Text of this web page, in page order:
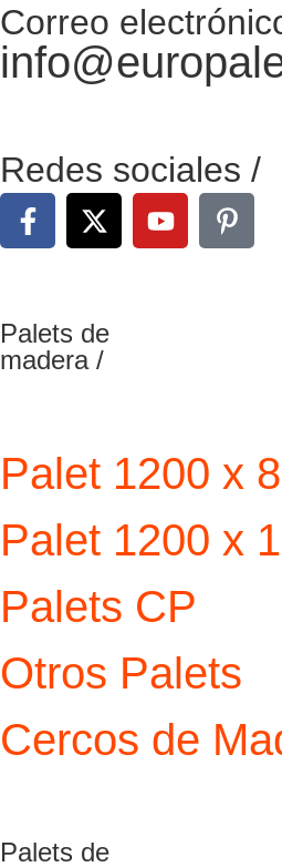
Correo
Redes sociales /
Palets de
madera /
Palet 1200 x
Palet 1200 x
Palets CP
Otros Palets
Cercos de
Palets de